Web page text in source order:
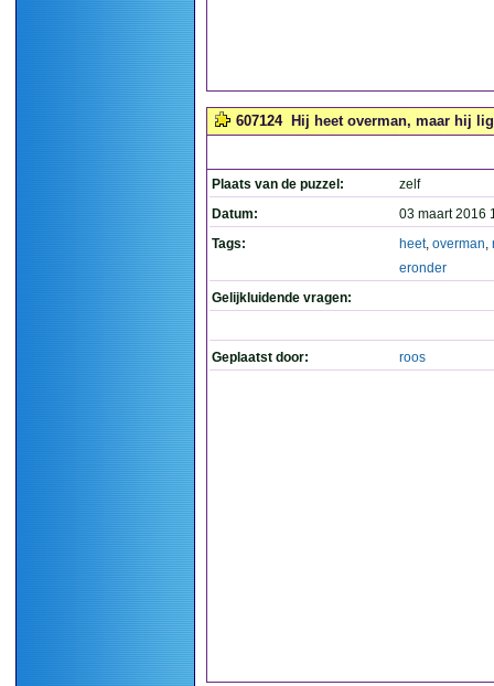
607124 Hij heet overman, maar hij
Plaats van de puzzel:
zelf
Datum:
03 maart 2016
Tags:
heet, overman,
eronder
Gelijkluidende vragen:
Geplaatst door: roos